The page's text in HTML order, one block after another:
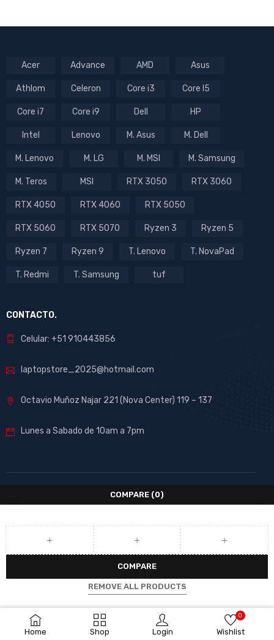
Home Shop Login Wishlist
0
Acer Advance AMD Asus
Athlom Celeron Core i3 Core I5
Core i7 Core i9 Dell HP
Intel Lenovo M. Asus M. Dell
M. Lenovo M. LG M. MSI M. Samsung
M. Teros MSI RTX 3050 RTX 3060
RTX 4050 RTX 4060 RTX 5050
RTX 5060 RTX 5070 Ryzen 3 Ryzen 5
Ryzen 7 Ryzen 9 T. Lenovo T. NovaPad
T. Redmi T. Samsung tuf
CONTACTO.
Celular: +51 910443856
laptopstore_2025@hotmail.com
Octavio Muñoz Najar 221 (Nova Center) 119 – 137
Lunes a Sabado de 10am a 7pm
COMPARE (0)
COMPARE
REMOVE ALL PRODUCTS